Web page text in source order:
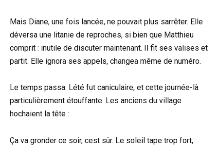
Mais Diane, une fois lancée, ne pouvait plus sarrêter. Elle
déversa une litanie de reproches, si bien que Matthieu
comprit : inutile de discuter maintenant. Il fit ses valises et
partit. Elle ignora ses appels, changea même de numéro.
Le temps passa. Lété fut caniculaire, et cette journée-là
particulièrement étouffante. Les anciens du village
hochaient la tête :
Ça va gronder ce soir, cest sûr. Le soleil tape trop fort,